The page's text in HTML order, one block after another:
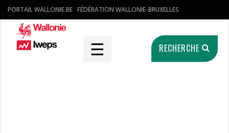
PORTAIL WALLONIE.BE FÉDÉRATION WALLONIE-BRUXELLES
☰ RECHERCHE